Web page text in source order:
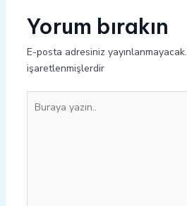
Yorum bırakın
E-posta adresiniz yayınlanmayacak.
işaretlenmişlerdir
yazın..